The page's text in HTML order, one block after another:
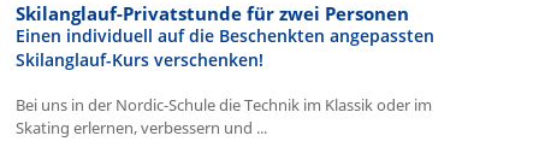
Skilanglauf-Privatstunde für zwei Personen
Einen individuell auf die Beschenkten angepassten
Skilanglauf-Kurs verschenken!
Bei uns in der Nordic-Schule die Technik im Klassik oder im
Skating erlernen, verbessern und ...